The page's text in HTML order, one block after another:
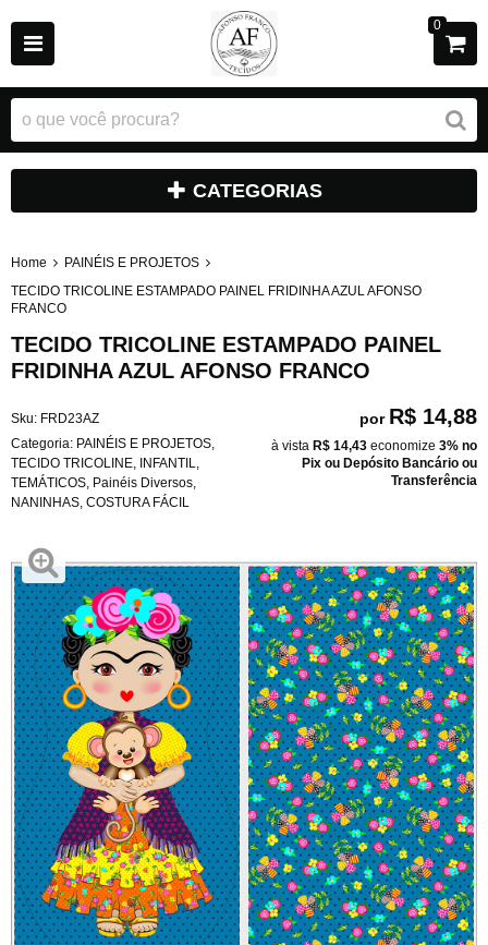
0
CATEGORIAS
Home
PAINÉIS E PROJETOS
TECIDO TRICOLINE ESTAMPADO PAINEL FRIDINHA AZUL AFONSO
FRANCO
TECIDO TRICOLINE ESTAMPADO PAINEL
FRIDINHA AZUL AFONSO FRANCO
Sku: FRD23AZ
Categoria: PAINÉIS E PROJETOS
TECIDO TRICOLINE INFANTIL
TEMÁTICOS Painéis Diversos
NANINHAS COSTURA FÁCIL
por R$ 14,88
à vista R$ 14,43 economize 3% no
Pix ou Depósito Bancário ou
Transferência